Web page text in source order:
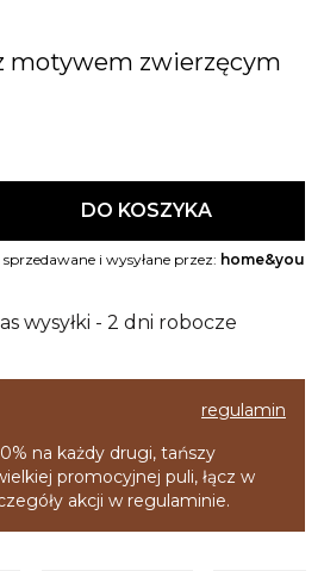
motywem zwierzęcym
DO KOSZYKA
sprzedawane i wysyłane przez: home&you
wysyłki - 2 dni robocze
regulamin
na każdy drugi, tańszy
promocyjnej puli, łącz w
akcji w regulaminie.